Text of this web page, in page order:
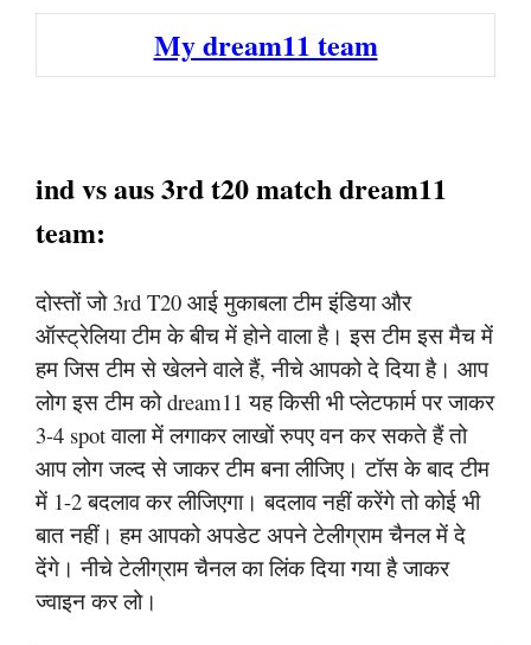
My dream11 team
ind vs aus 3rd t20 match dream11
team:
दोस्तों जो 3rd T20 आई मुकाबला टीम इंडिया और
ऑस्ट्रेलिया टीम के बीच में होने वाला है। इस टीम इस मैच में
हम जिस टीम से खेलने वाले हैं, नीचे आपको दे दिया है। आप
लोग इस टीम को dream11 यह किसी भी प्लेटफार्म पर जाकर
3-4 spot वाला में लगाकर लाखों रुपए वन कर सकते हैं तो
आप लोग जल्द से जाकर टीम बना लीजिए। टॉस के बाद टीम
में 1-2 बदलाव कर लीजिएगा। बदलाव नहीं करेंगे तो कोई भी
बात नहीं। हम आपको अपडेट अपने टेलीग्राम चैनल में दे
देंगे। नीचे टेलीग्राम चैनल का लिंक दिया गया है जाकर
ज्वाइन कर लो।